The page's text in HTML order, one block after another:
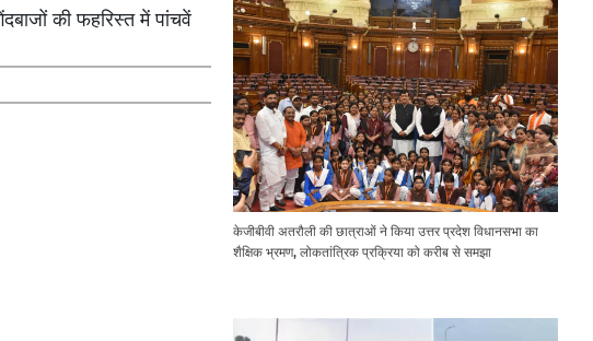
की फहरिस्त में पांचवें
केजीबीवी अतरौली की छात्राओं ने किया उत्तर प्रदेश विधानसभा का
शैक्षिक भ्रमण, लोकतांत्रिक प्रक्रिया को करीब से समझा